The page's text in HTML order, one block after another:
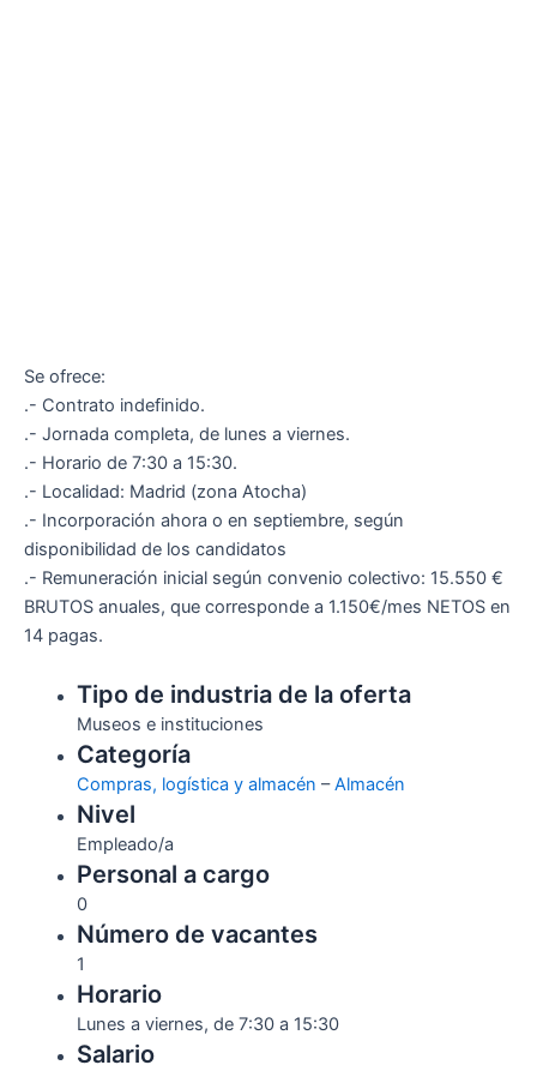
Se ofrece:
.- Contrato indefinido.
.- Jornada completa, de lunes a viernes.
.- Horario de 7:30 a 15:30.
.- Localidad: Madrid (zona Atocha)
.- Incorporación ahora o en septiembre, según
disponibilidad de los candidatos
.- Remuneración inicial según convenio colectivo: 15.550 €
BRUTOS anuales, que corresponde a 1.150€/mes NETOS en
14 pagas.
Tipo de industria de la oferta
Museos e instituciones
Categoría
Compras, logística y almacén –Almacén
Nivel
Empleado/a
Personal a cargo
0
Número de vacantes
1
Horario
Lunes a viernes, de 7:30 a 15:30
Salario